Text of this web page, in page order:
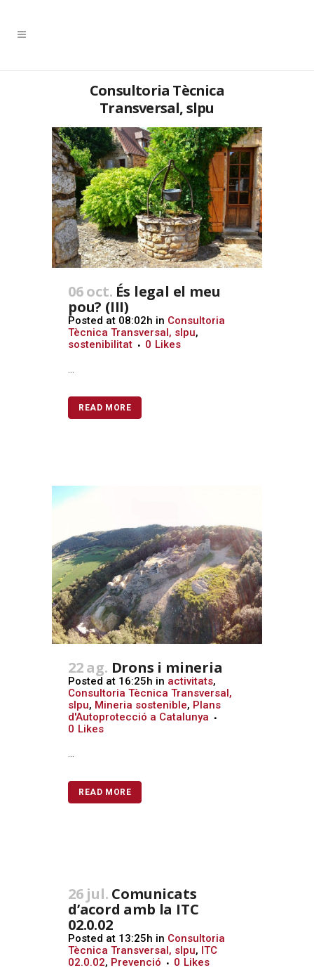
Consultoria Tècnica
Transversal, slpu
06 oct. És legal el meu
pou? (III)
Posted at 08:02h in Consultoria
Tècnica Transversal, slpu,
sostenibilitat
0 Likes
...
READ MORE
22 ag. Drons i mineria
Posted at 16:25h in activitats,
Consultoria Tècnica Transversal,
slpu, Mineria sostenible, Plans
d'Autoprotecció a Catalunya
0 Likes
...
READ MORE
26 jul. Comunicats
d’acord amb la ITC
02.0.02
Posted at 13:25h in Consultoria
Tècnica Transversal, slpu, ITC
02.0.02, Prevenció 0 Likes